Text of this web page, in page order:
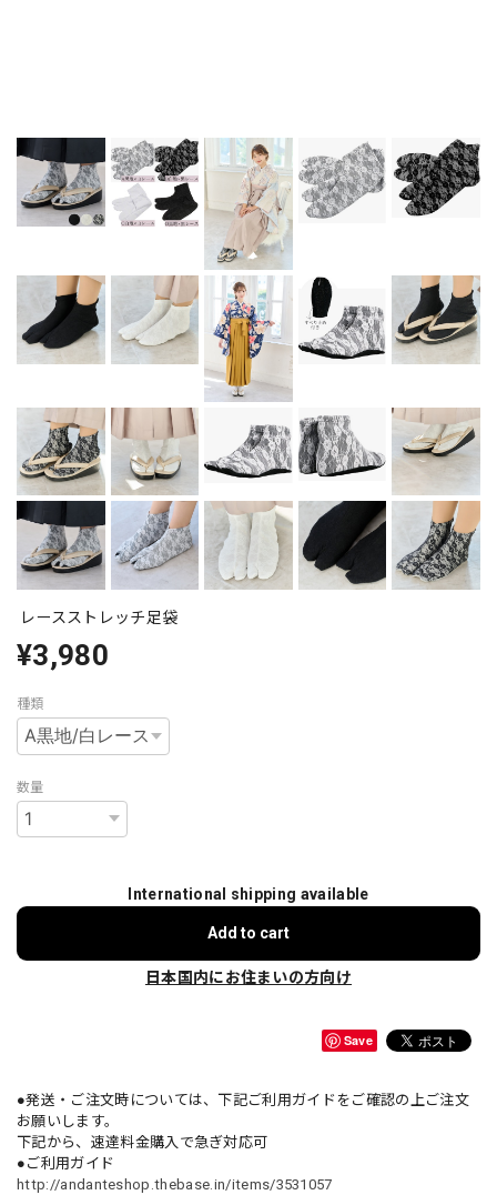
レースストレッチ足袋
¥3,980
種類
数量
International shipping available
Add to cart
日本国内にお住まいの方向け
Save
●発送・ご注文時については、下記ご利用ガイドをご確認の上ご注文
お願いします。
下記から、速達料金購入で急ぎ対応可
●ご利用ガイド
http://andanteshop.thebase.in/items/3531057